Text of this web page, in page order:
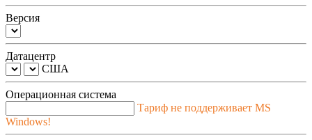
Версия
Датацентр
США
Операционная система
Тариф не поддерживает MS
Windows!